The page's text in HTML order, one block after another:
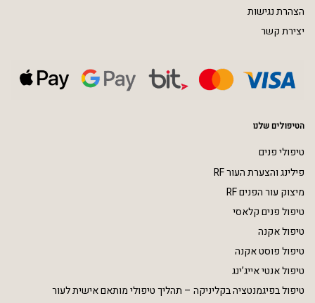
הצהרת נגישות
יצירת קשר
הטיפולים שלנו
טיפולי פנים
פילינג והצערת העור RF
מיצוק עור הפנים RF
טיפול פנים קלאסי
טיפול אקנה
טיפול פוסט אקנה
טיפול אנטי אייג’ינג
טיפול בפיגמנטציה בקליניקה – תהליך טיפולי מותאם אישית לעור